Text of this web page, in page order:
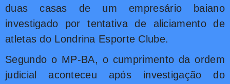
duas casas de um empresário baiano
investigado por tentativa de aliciamento de
atletas do Londrina Esporte Clube.
Segundo o MP-BA, o cumprimento da ordem
judicial aconteceu após investigação do